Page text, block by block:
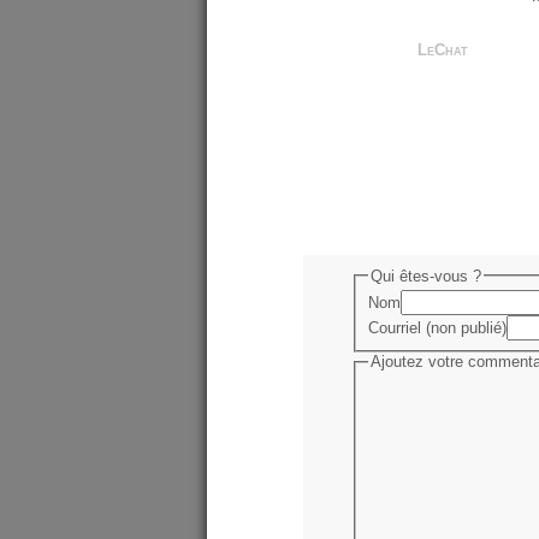
LeChat
Qui êtes-vous ?
Nom
Courriel (non publié)
Ajoutez votre